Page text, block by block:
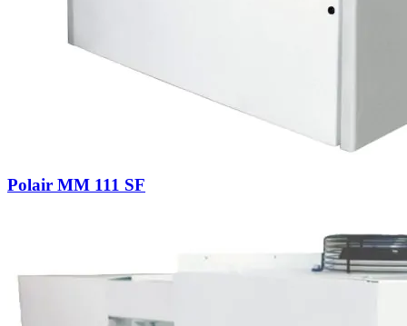
Polair MM 111 SF